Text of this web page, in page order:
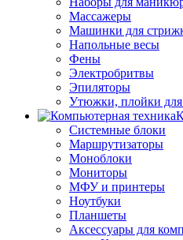
Массажеры
Машинки для
Напольные весы
Фены
Электробритвы
Эпиляторы
Утюжки, плойки для
Системные блоки
Маршрутизаторы
Моноблоки
Мониторы
МФУ и принтеры
Ноутбуки
Планшеты
Аксессуары для